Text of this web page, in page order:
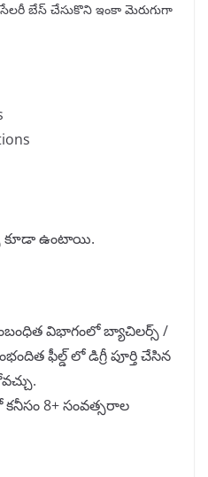
బేస్ చేసుకొని ఇంకా మెరుగుగా
కూడా ఉంటాయి.
విభాగంలో బ్యాచిలర్స్ /
ఫీల్డ్ లో డిగ్రీ పూర్తి చేసిన
8+ సంవత్సరాల